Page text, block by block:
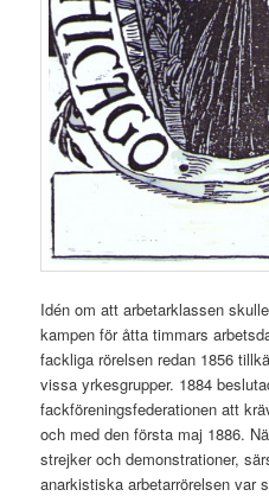
Idén om att arbetarklassen
kampen för åtta timmars
fackliga rörelsen redan 1856
vissa yrkesgrupper. 1884
fackföreningsfederationen att
och med den första maj 1886.
strejker och demonstrationer,
anarkistiska arbetarrörelsen var